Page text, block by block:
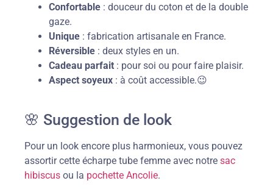
Confortable : douceur du coton et de la double
gaze.
Unique : fabrication artisanale en France.
Réversible : deux styles en un.
Cadeau parfait : pour soi ou pour faire plaisir.
Aspect soyeux : à coût accessible.😉
🌸 Suggestion de look
Pour un look encore plus harmonieux, vous pouvez
assortir cette écharpe tube femme avec notre sac
hibiscus ou la pochette Ancolie.